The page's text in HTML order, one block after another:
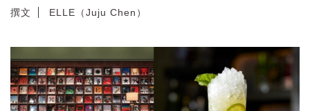
撰文 ELLE（Juju Chen）